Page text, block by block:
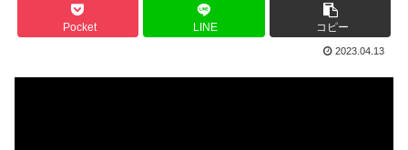
Pocket LINE コピー
2023.04.13